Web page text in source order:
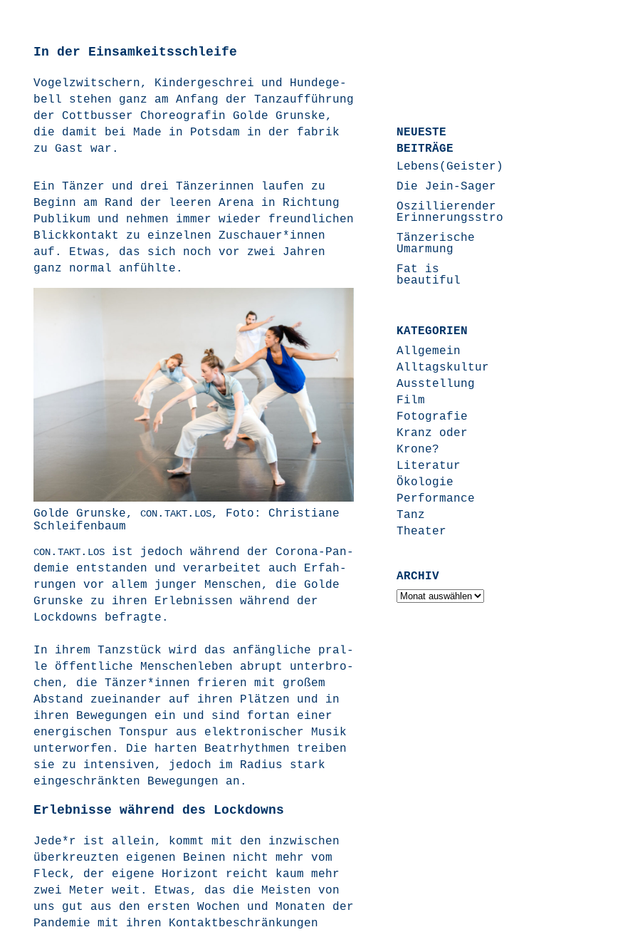
In der Einsamkeitsschleife
Vogel­zwit­schern, Kin­der­ge­schrei und Hun­de­ge­
bell ste­hen ganz am Anfang der Tanz­auf­füh­rung
der Cott­bus­ser Cho­reo­gra­fin Gol­de Grunske,
die damit bei Made in Pots­dam in der fabrik
zu Gast war.
Ein Tän­zer und drei Tän­ze­rin­nen lau­fen zu
Beginn am Rand der lee­ren Are­na in Rich­tung
Publi­kum und neh­men immer wie­der freund­li­chen
Blick­kon­takt zu ein­zel­nen Zuschauer*innen
auf. Etwas, das sich noch vor zwei Jah­ren
ganz nor­mal anfühlte.
Gol­de Grunske, CON. TAKT. LOS, Foto: Chris­tia­ne
Schleifenbaum
CON. TAKT. LOS ist jedoch wäh­rend der Coro­na-Pan­
de­mie ent­stan­den und ver­ar­bei­tet auch Erfah­
run­gen vor allem jun­ger Men­schen, die Gol­de
Grunske zu ihren Erleb­nis­sen wäh­rend der
Lock­downs befrag­te.
In ihrem Tanz­stück wird das anfäng­li­che pral­
le öffent­li­che Men­schen­le­ben abrupt unter­bro­
chen, die Tänzer*innen frie­ren mit gro­ßem
Abstand zuein­an­der auf ihren Plät­zen und in
ihren Bewe­gun­gen ein und sind fort­an einer
ener­gi­schen Ton­spur aus elek­tro­ni­scher Musik
unter­wor­fen. Die har­ten Beat­rhyth­men trei­ben
sie zu inten­si­ven, jedoch im Radi­us stark
ein­ge­schränk­ten Bewe­gun­gen an.
Erlebnisse während des Lockdowns
Jede*r ist allein, kommt mit den inzwi­schen
über­kreuz­ten eige­nen Bei­nen nicht mehr vom
Fleck, der eige­ne Hori­zont reicht kaum mehr
zwei Meter weit. Etwas, das die Meis­ten von
uns gut aus den ers­ten Wochen und Mona­ten der
Pan­de­mie mit ihren Kon­takt­be­schrän­kun­gen
NEUESTE
BEITRÄGE
Lebens(Geister)Geschichten
Die Jein-Sager
Oszillierender
Erinnerungsstrom
Tänzerische
Umarmung
Fat is
beautiful
KATEGORIEN
Allgemein
Alltagskultur
Ausstellung
Film
Fotografie
Kranz oder
Krone?
Literatur
Ökologie
Performance
Tanz
Theater
ARCHIV
Archiv